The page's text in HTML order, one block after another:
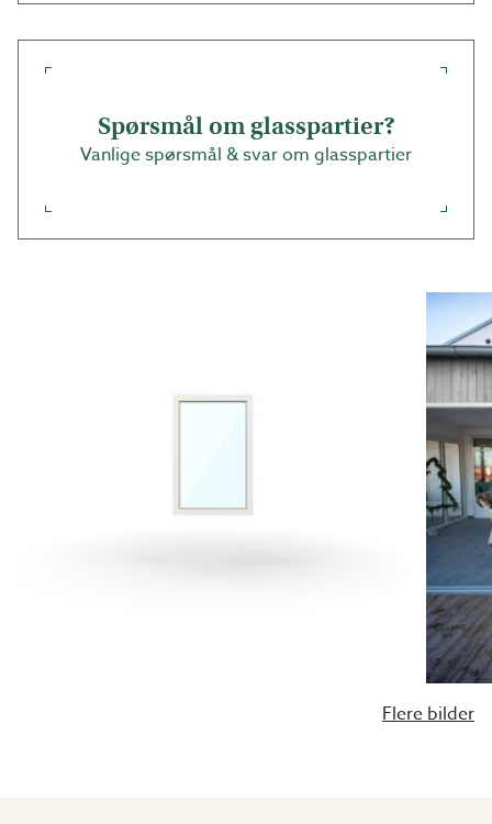
Spørsmål om glasspartier?
Vanlige spørsmål & svar om glasspartier
Flere bilder